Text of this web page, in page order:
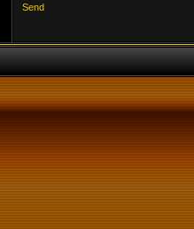
Send